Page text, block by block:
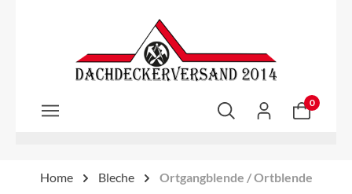
Zum Hauptinhalt springen
0
Home Bleche Ortgangblende / Ortblende